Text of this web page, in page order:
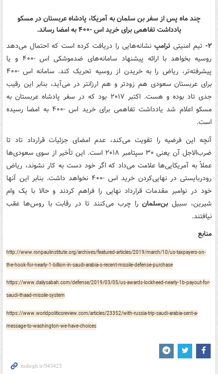
چند ماه پس از سفر بن سلمان به آمریکا، پادشاه عربستان در مسکو
یادداشت تفاهمی برای خرید اس -۴۰۰ به امضا رساند.
۲- تیم امنیتی ترامپ نشانه‌هایی را دریافت کرده است که احتمال می‌دهد
روسیه بخواهد با ارائه پیشنهاد سامانه‌های ضدموشکی اس -۴۰۰ و یا
پیشرفته‌تر، ریاض را به خریدن از روسیه تحریک کند. سامانه اس -۴۰۰
برای عربستان سعودی هم زودتر و هم ارزانتر در می‌آید، بنابر این رقیب
جدی تاد بوده و هست. اکتبر ۲۰۱۷ بود که در سفر پادشاه عربستان به
مسکو اعلام شد یادداشت تفاهمی برای خرید اس -۴۰۰ به امضا رسیده
است.
آنچه این فرضیه را تقویت می‌کند، عدم امضای جزئیات قرارداد تاد تا
ضرب‌الاجل آن یعنی ۳۰ سپتامبر ۲۰۱۸ است. این تأخیر از سوی سعودی‌ها
عملاً به آمریکایی‌ها علامت می‌داد که اگر خود دست به کار نشوند، ریاض
رودربایستی در نهایی‌کردن خرید اس -۴۰۰ نخواهد داشت. بنابر این آنها
خود در نوامبر مقدمات قرارداد نهایی را فراهم کردند و حالا با یک وام
شیرین، سبیلبن‌سلمانرا چرب می‌کنند تا در رقابت با روس‌ها عقب
نیافتند.
منابع
http://www.ronpaulinstitute.org/archives/featured-articles/2019/march/10/us-taxpayers-on-
the-hook-for-nearly-1-billion-in-saudi-arabia-s-recent-missile-defense-purchase
https://www.dailysabah.com/defense/2019/03/05/us-awards-lockheed-nearly-1b-payout-for-
saudi-thaad-missile-system
https://www.worldpoliticsreview.com/articles/23352/with-russia-trip-saudi-arabia-sent-a-
message-to-washington-we-have-choices